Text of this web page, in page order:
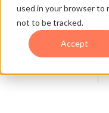
used in your browser to
not to be tracked.
Accept
株式会社100
本初「